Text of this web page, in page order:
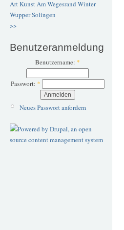
ArtKunstAm Wegesrand Winter
WupperSolingen
>>
Benutzeranmeldung
Benutzername: *
Passwort: *
Neues Passwort anfordern